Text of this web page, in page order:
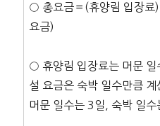
○ 총요금＝(휴양림 입장료
요금)
○ 휴양림 입장료는 머문 일
설 요금은 숙박 일수만큼
머문 일수는 3일, 숙박 일수